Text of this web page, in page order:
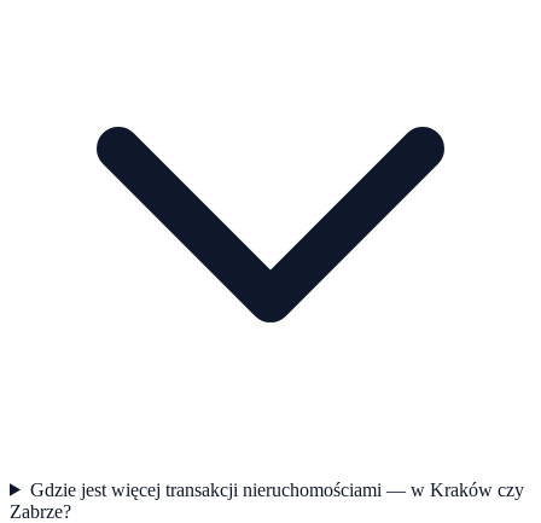
Gdzie jest więcej transakcji nieruchomościami — w Kraków czy
Zabrze?